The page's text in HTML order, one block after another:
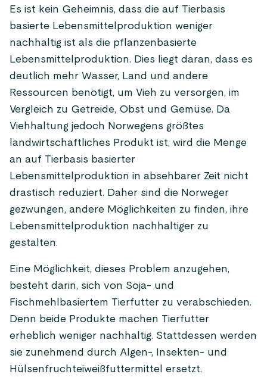
Es ist kein Geheimnis, dass die auf Tierbasis
basierte Lebensmittelproduktion weniger
nachhaltig ist als die pflanzenbasierte
Lebensmittelproduktion. Dies liegt daran, dass es
deutlich mehr Wasser, Land und andere
Ressourcen benötigt, um Vieh zu versorgen, im
Vergleich zu Getreide, Obst und Gemüse. Da
Viehhaltung jedoch Norwegens größtes
landwirtschaftliches Produkt ist, wird die Menge
an auf Tierbasis basierter
Lebensmittelproduktion in absehbarer Zeit nicht
drastisch reduziert. Daher sind die Norweger
gezwungen, andere Möglichkeiten zu finden, ihre
Lebensmittelproduktion nachhaltiger zu
gestalten.
Eine Möglichkeit, dieses Problem anzugehen,
besteht darin, sich von Soja- und
Fischmehlbasiertem Tierfutter zu verabschieden.
Denn beide Produkte machen Tierfutter
erheblich weniger nachhaltig. Stattdessen werden
sie zunehmend durch Algen-, Insekten- und
Hülsenfruchteiweißfuttermittel ersetzt.